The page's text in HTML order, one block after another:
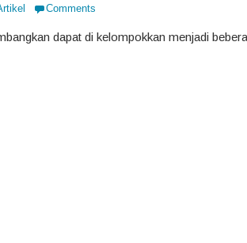
Comments
dapat di kelompokkan menjadi